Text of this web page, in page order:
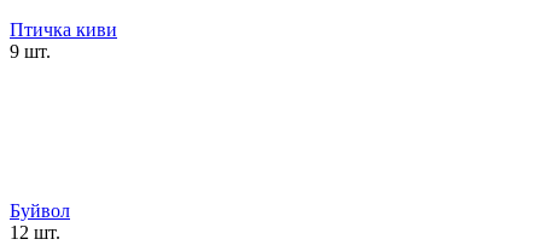
Птичка киви
9 шт.
Буйвол
12 шт.